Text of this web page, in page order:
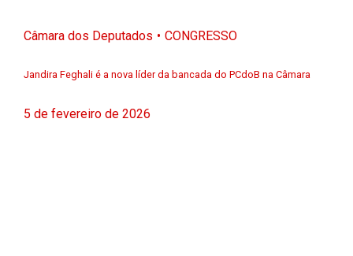
Câmara dos Deputados CONGRESSO
Jandira Feghali é a nova líder da bancada do PCdoB na Câmara
5 de fevereiro de 2026